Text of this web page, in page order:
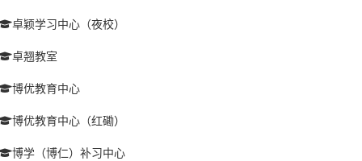
卓颖学习中心（夜校）
卓翘教室
博优教育中心
博优教育中心（红磡）
博学（博仁）补习中心